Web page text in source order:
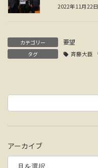
2022年11月22日
カテゴリー 要望
タグ 斉藤大臣
アーカイブ